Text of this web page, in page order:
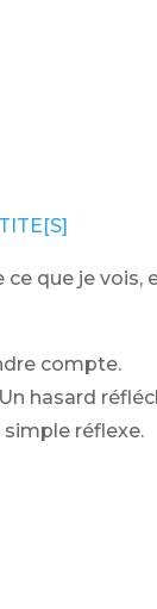
ce que je
compte.
hasard
simple réflexe.